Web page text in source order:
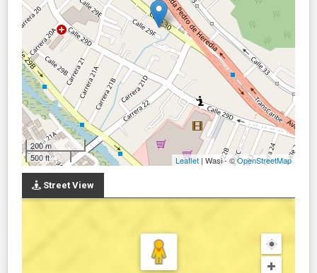
200 m
500 ft
Leaflet | Wasi - ©OpenStreetMap
Street View